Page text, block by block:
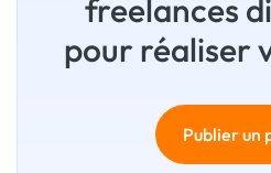
freelances
pour réaliser
Publier un